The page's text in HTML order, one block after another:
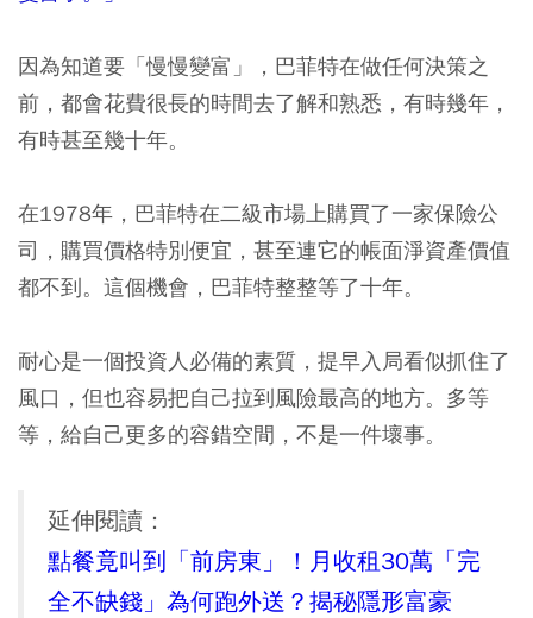
因為知道要「慢慢變富」，巴菲特在做任何決策之
前，都會花費很長的時間去了解和熟悉，有時幾年，
有時甚至幾十年。
在1978年，巴菲特在二級市場上購買了一家保險公
司，購買價格特別便宜，甚至連它的帳面淨資產價值
都不到。這個機會，巴菲特整整等了十年。
耐心是一個投資人必備的素質，提早入局看似抓住了
風口，但也容易把自己拉到風險最高的地方。多等
等，給自己更多的容錯空間，不是一件壞事。
延伸閱讀：
點餐竟叫到「前房東」！月收租30萬「完
全不缺錢」為何跑外送？揭秘隱形富豪